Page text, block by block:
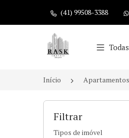
(41) 99508-3388
Página inicial
Início
Filtrar
Tipos de imóvel